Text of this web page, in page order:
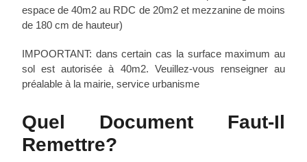
espace de 40m2 au RDC de 20m2 et mezzanine de moins
de 180 cm de hauteur)
IMPOORTANT: dans certain cas la surface maximum au
sol est autorisée à 40m2. Veuillez-vous renseigner au
préalable à la mairie, service urbanisme
Quel Document Faut-Il
Remettre?